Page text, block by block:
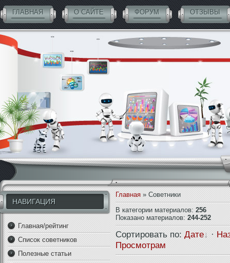
ГЛАВНАЯ О САЙТЕ ФОРУМ ОТЗЫВЫ
СОВЕТНИКИ БЕСПЛАТНО
НАВИГАЦИЯ
Главная/рейтинг
Список советников
Полезные статьи
Главная » Советники
В категории материалов: 256
Показано материалов: 244-252
Сортировать по: Дате ·
Просмотрам